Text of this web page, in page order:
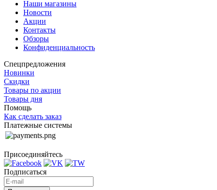
Наши магазины
Новости
Акции
Контакты
Обзоры
Конфиденциальность
Спецпредложения
Новинки
Скидки
Товары по акции
Товары дня
Помощь
Как сделать заказ
Платежные системы
Присоединяйтесь
Подписаться